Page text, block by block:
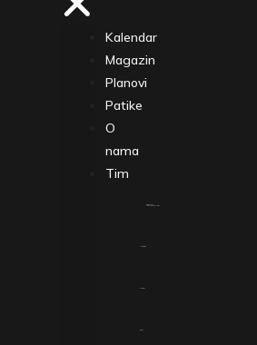
Kalendar
Magazin
Planovi
Patike
O
nama
Tim